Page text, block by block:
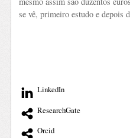
se vê, primeiro estudo e depois
LinkedIn
ResearchGate
Orcid